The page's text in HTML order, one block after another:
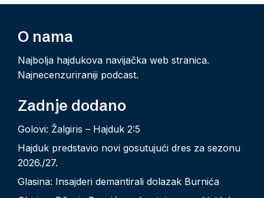
O nama
Najbolja hajdukova navijačka web stranica.
Najnecenzuriraniji podcast.
Zadnje dodano
Golovi: Žalgiris – Hajduk 2:5
Hajduk predstavio novi gosutujući dres za sezonu
2026./27.
Glasina: Insajderi demantirali dolazak Burnića